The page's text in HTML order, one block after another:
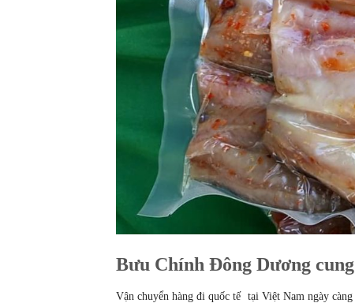
Bưu Chính Đông Dương
Vận chuyển hàng đi quốc tế tại Việt Nam ngày